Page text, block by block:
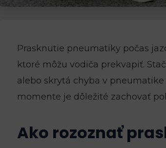
Prasknutie pneumatiky počas
ktoré môžu vodiča prekvapiť.
alebo skrytá chyba v
momente je dôležité zachovať
Ako rozoznať